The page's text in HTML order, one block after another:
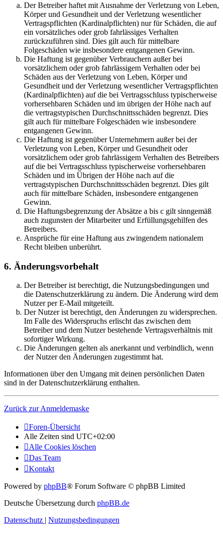
Der Betreiber haftet mit Ausnahme der Verletzung von Leben,
Körper und Gesundheit und der Verletzung wesentlicher
Vertragspflichten (Kardinalpflichten) nur für Schäden, die auf
ein vorsätzliches oder grob fahrlässiges Verhalten
zurückzuführen sind. Dies gilt auch für mittelbare
Folgeschäden wie insbesondere entgangenen Gewinn.
Die Haftung ist gegenüber Verbrauchern außer bei
vorsätzlichem oder grob fahrlässigem Verhalten oder bei
Schäden aus der Verletzung von Leben, Körper und
Gesundheit und der Verletzung wesentlicher Vertragspflichten
(Kardinalpflichten) auf die bei Vertragsschluss typischerweise
vorhersehbaren Schäden und im übrigen der Höhe nach auf
die vertragstypischen Durchschnittsschäden begrenzt. Dies
gilt auch für mittelbare Folgeschäden wie insbesondere
entgangenen Gewinn.
Die Haftung ist gegenüber Unternehmern außer bei der
Verletzung von Leben, Körper und Gesundheit oder
vorsätzlichem oder grob fahrlässigem Verhalten des Betreibers
auf die bei Vertragsschluss typischerweise vorhersehbaren
Schäden und im Übrigen der Höhe nach auf die
vertragstypischen Durchschnittsschäden begrenzt. Dies gilt
auch für mittelbare Schäden, insbesondere entgangenen
Gewinn.
Die Haftungsbegrenzung der Absätze a bis c gilt sinngemäß
auch zugunsten der Mitarbeiter und Erfüllungsgehilfen des
Betreibers.
Ansprüche für eine Haftung aus zwingendem nationalem
Recht bleiben unberührt.
6. Änderungsvorbehalt
Der Betreiber ist berechtigt, die Nutzungsbedingungen und
die Datenschutzerklärung zu ändern. Die Änderung wird dem
Nutzer per E-Mail mitgeteilt.
Der Nutzer ist berechtigt, den Änderungen zu widersprechen.
Im Falle des Widerspruchs erlischt das zwischen dem
Betreiber und dem Nutzer bestehende Vertragsverhältnis mit
sofortiger Wirkung.
Die Änderungen gelten als anerkannt und verbindlich, wenn
der Nutzer den Änderungen zugestimmt hat.
Informationen über den Umgang mit deinen persönlichen Daten
sind in der Datenschutzerklärung enthalten.
Zurück zur Anmeldemaske
Foren-Übersicht
Alle Zeiten sind UTC+02:00
Alle Cookies löschen
Das Team
Kontakt
Powered by phpBB® Forum Software © phpBB Limited
Deutsche Übersetzung durch phpBB.de
Datenschutz | Nutzungsbedingungen